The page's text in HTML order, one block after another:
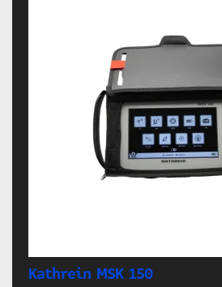
Kathrein MSK 150